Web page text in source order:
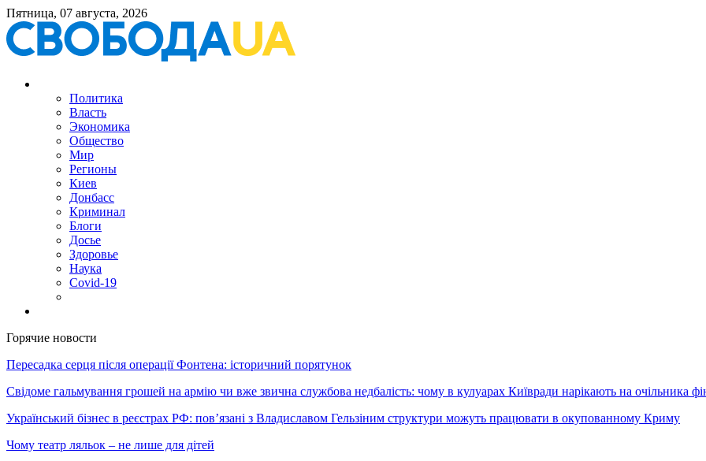
Пятница, 07 августа, 2026
Политика
Власть
Экономика
Общество
Мир
Регионы
Киев
Донбасс
Криминал
Блоги
Досье
Здоровье
Наука
Covid-19
Горячие новости
Пересадка серця після операції Фонтена: історичний порятунок
Свідоме гальмування грошей на армію чи вже звична службова недбалість: чому в кулуарах Київради нарікають на очільника
Український бізнес в реєстрах РФ: пов’язані з Владиславом Гельзіним структури можуть працювати в окупованному Криму
Чому театр ляльок – не лише для дітей